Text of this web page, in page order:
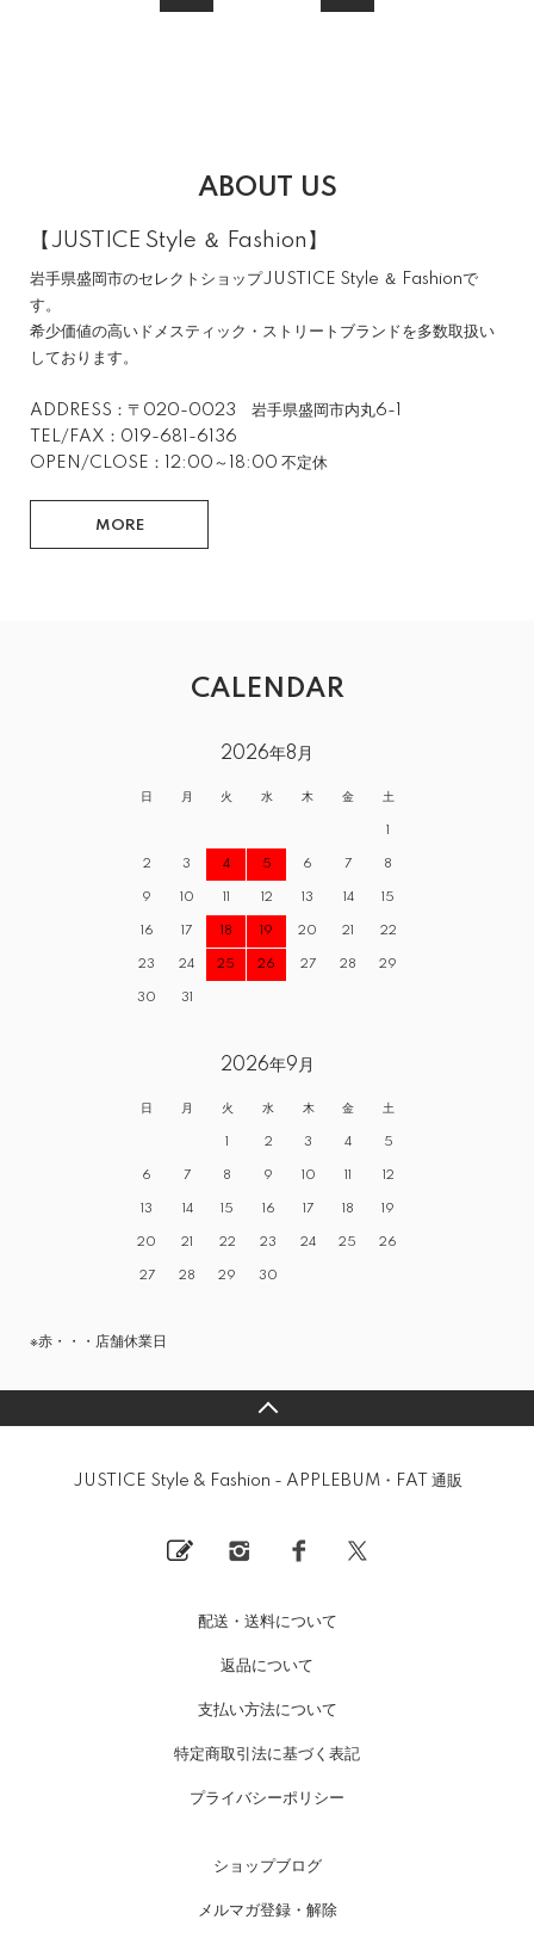
ABOUT US
【JUSTICE Style ＆ Fashion】
岩手県盛岡市のセレクトショップJUSTICE Style ＆ Fashionで
す。
希少価値の高いドメスティック・ストリートブランドを多数取扱い
しております。
ADDRESS：〒020-0023 岩手県盛岡市内丸6-1
TEL/FAX：019-681-6136
OPEN/CLOSE：12:00～18:00 不定休
MORE
CALENDAR
2026年8月
日 月 火 水 木 金 土
1
2 3 4 5 6 7 8
9 10 11 12 13 14 15
16 17 18 19 20 21 22
23 24 25 26 27 28 29
30 31
2026年9月
日 月 火 水 木 金 土
1 2 3 4 5
6 7 8 9 10 11 12
13 14 15 16 17 18 19
20 21 22 23 24 25 26
27 28 29 30
※赤・・・店舗休業日
JUSTICE Style & Fashion - APPLEBUM・FAT 通販
配送・送料について
返品について
支払い方法について
特定商取引法に基づく表記
プライバシーポリシー
ショップブログ
メルマガ登録・解除